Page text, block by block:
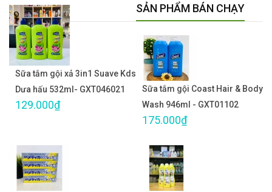
Sữa tắm gội xả 3in1 Suave Kds
Dưa hấu 532ml- GXT046021
129.000₫
SẢN PHẨM BÁN CHẠY
Sữa tắm gội Coast Hair & Body
Wash 946ml - GXT01102
175.000₫